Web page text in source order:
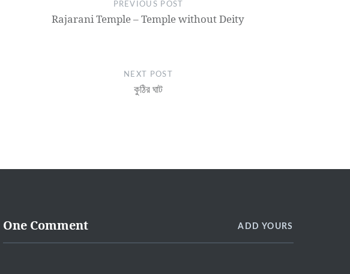
PREVIOUS POST
Rajarani Temple – Temple without Deity
NEXT POST
কুঠির ঘাট
One Comment ADD YOURS